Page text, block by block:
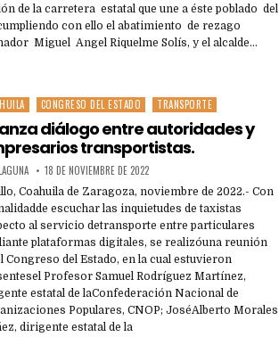
de la carretera estatal que une a éste poblado del
con ello el abatimiento de rezago
Miguel Angel Riquelme Solís, y el alcalde…
CONGRESO DEL ESTADO TRANSPORTE
diálogo entre autoridades y
transportistas.
18 DE NOVIEMBRE DE 2022
Coahuila de Zaragoza, noviembre de 2022.- Con
escuchar las inquietudes de taxistas
al servicio detransporte entre particulares
plataformas digitales, se realizóuna reunión
Congreso del Estado, en la cual estuvieron
Profesor Samuel Rodríguez Martínez,
estatal de laConfederación Nacional de
Populares, CNOP; JoséAlberto Morales
dirigente estatal de la